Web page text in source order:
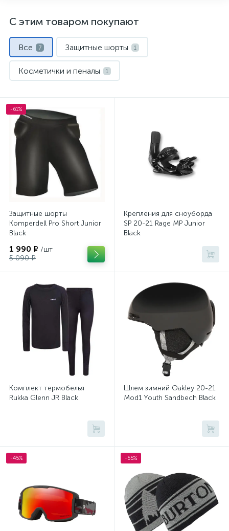
С этим товаром покупают
Все 7 Защитные шорты 1
Косметички и пеналы 1
Маски и линзы
Шлемы
-61%
Защитные шорты
Komperdell Pro Short Junior
Black
1 990 ₽ /шт
5 090 ₽
Крепления для сноуборда
SP 20-21 Rage MP Junior
Black
Комплект термобелья
Rukka Glenn JR Black
Шлем зимний Oakley 20-21
Mod1 Youth Sandbech Black
-45% -55%